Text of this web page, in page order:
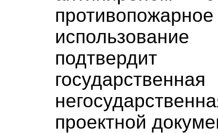
проектной